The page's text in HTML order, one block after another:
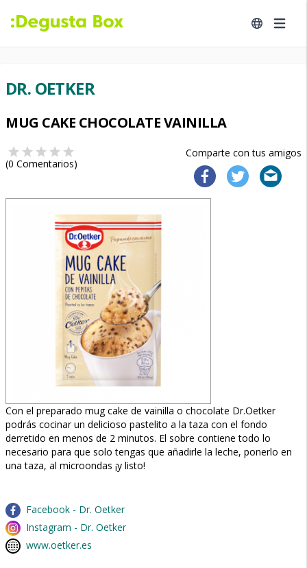
DR. OETKER
MUG CAKE CHOCOLATE VAINILLA
Comparte con tus amigos
(0 Comentarios)
Con el preparado mug cake de vainilla o chocolate Dr.Oetker
podrás cocinar un delicioso pastelito a la taza con el fondo
derretido en menos de 2 minutos. El sobre contiene todo lo
necesario para que solo tengas que añadirle la leche, ponerlo en
una taza, al microondas ¡y listo!
Facebook - Dr. Oetker
Instagram - Dr. Oetker
www.oetker.es